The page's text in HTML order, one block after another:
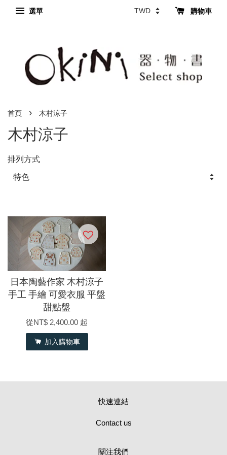
選單 購物車
首頁 › 木村涼子
木村涼子
排列方式
日本陶藝作家 木村涼子
手工 手繪 可愛衣服 平盤
甜點盤
從NT$ 2,400.00 起
加入購物車
快速連結
Contact us
關注我們